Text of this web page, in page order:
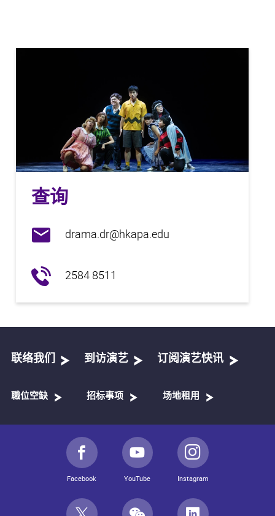
查询
drama.dr@hkapa.edu
2584 8511
联络我们 到访演艺 订阅演艺快讯
職位空缺 招标事项 场地租用
Facebook YouTube Instagram